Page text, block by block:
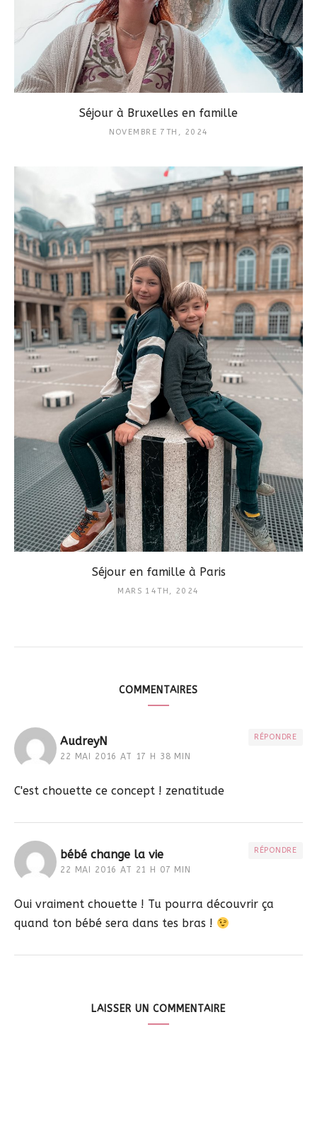
Séjour à Bruxelles en famille
NOVEMBRE 7TH, 2024
Séjour en famille à Paris
MARS 14TH, 2024
COMMENTAIRES
AudreyN
22 MAI 2016 AT 17 H 38 MIN
RÉPONDRE
C'est chouette ce concept ! zenatitude
bébé change la vie
22 MAI 2016 AT 21 H 07 MIN
RÉPONDRE
Oui vraiment chouette ! Tu pourra découvrir ça
quand ton bébé sera dans tes bras !
LAISSER UN COMMENTAIRE